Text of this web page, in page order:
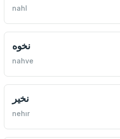
nahl
نخوه
nahve
نخير
nehır